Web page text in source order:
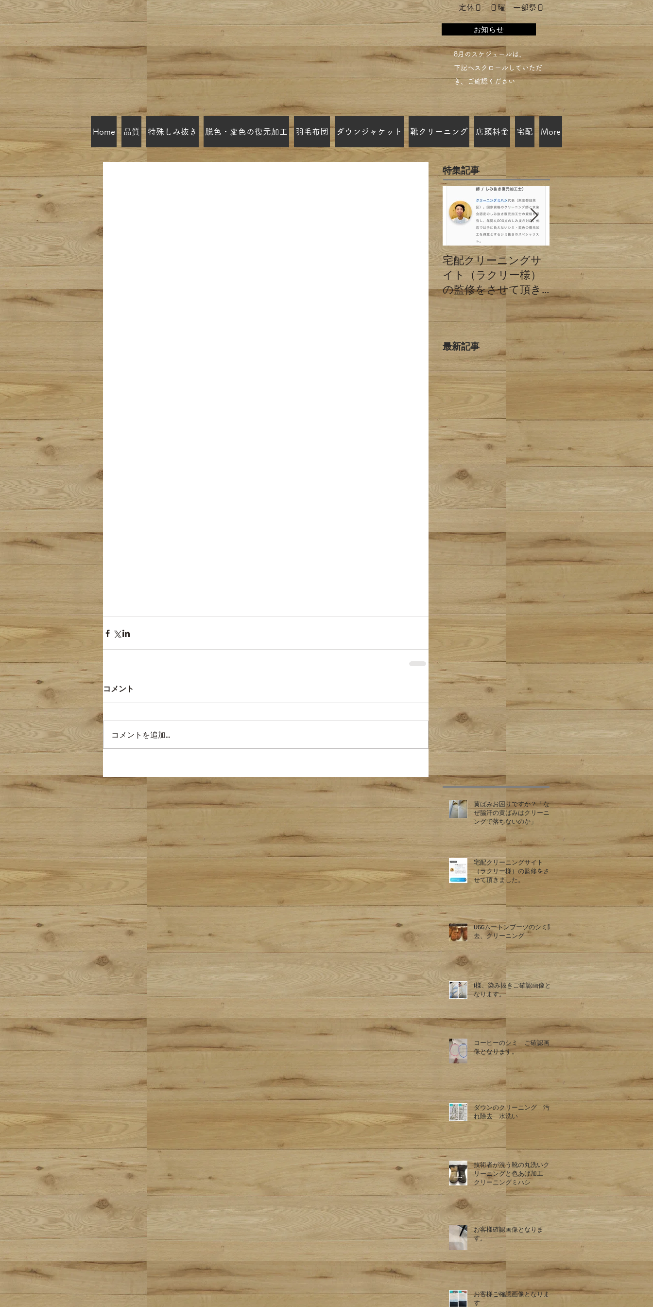
​定休日 日曜 一部祭日
お知らせ
​8月のスケジュールは、
下記へスクロールしていただ
き、ご確認ください​
Home 品質 特殊しみ抜き 脱色・変色の復元加工 羽毛布団 ダウンジャケット 靴クリーニング 店頭料金 宅配 More
コメント
コメントを追加…
特集記事
宅配クリーニングサ
イト（ラクリー様）
の監修をさせて頂き
ました。
クリーニングミハシ
と他店の違い 東京
都目黒区
最新記事
黄ばみお困りですか？「な
ぜ脇汗の黄ばみはクリーニ
ングで落ちないのか」
宅配クリーニングサイト
（ラクリー様）の監修をさ
せて頂きました。
UGGムートンブーツのシミ除
去、クリーニング
I様、染み抜きご確認画像と
なります。
コーヒーのシミ ご確認画
像となります。
ダウンのクリーニング 汚
れ除去 水洗い
技術者が洗う靴の丸洗いク
リーニングと色あげ加工
クリーニングミハシ
お客様確認画像となりま
す。
お客様ご確認画像となりま
す